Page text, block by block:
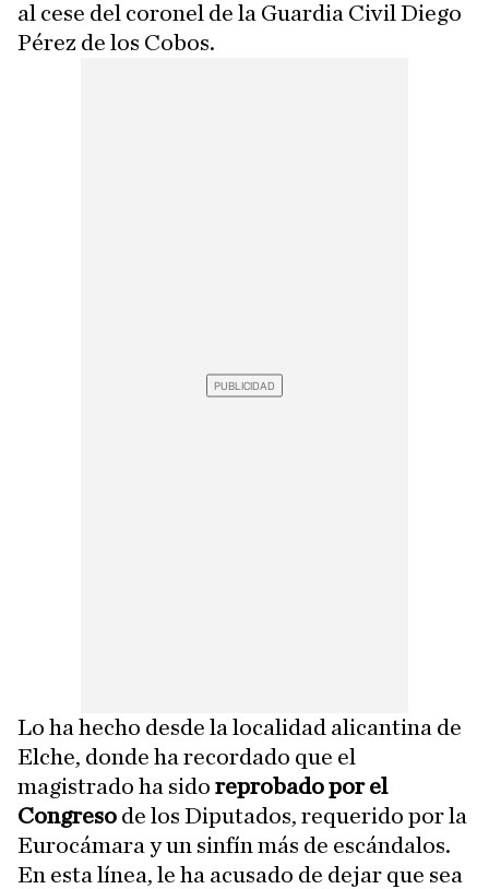
al cese del coronel de la Guardia Civil Diego
Pérez de los Cobos.
Lo ha hecho desde la localidad alicantina de
Elche, donde ha recordado que el
magistrado ha sido reprobado por el
Congreso de los Diputados, requerido por la
Eurocámara y un sinfín más de escándalos.
En esta línea, le ha acusado de dejar que sea